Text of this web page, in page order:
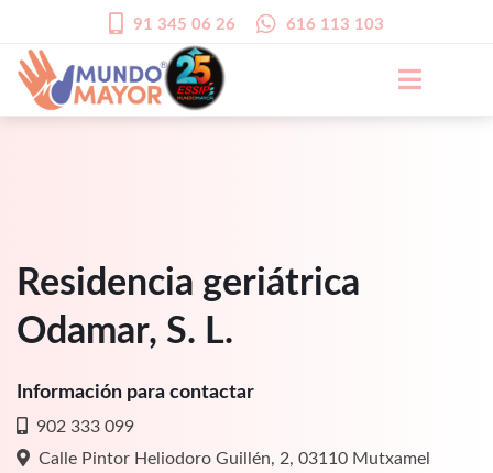
91 345 06 26 616 113 103
Residencia geriátrica
Odamar, S. L.
Información para contactar
902 333 099
Calle Pintor Heliodoro Guillén, 2, 03110 Mutxamel